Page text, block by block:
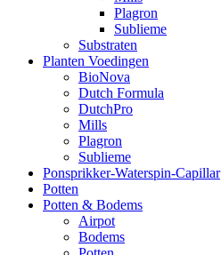
Plagron
Sublieme
Substraten
Planten Voedingen
BioNova
Dutch Formula
DutchPro
Mills
Plagron
Sublieme
Ponsprikker-Waterspin-Capillar
Potten
Potten & Bodems
Airpot
Bodems